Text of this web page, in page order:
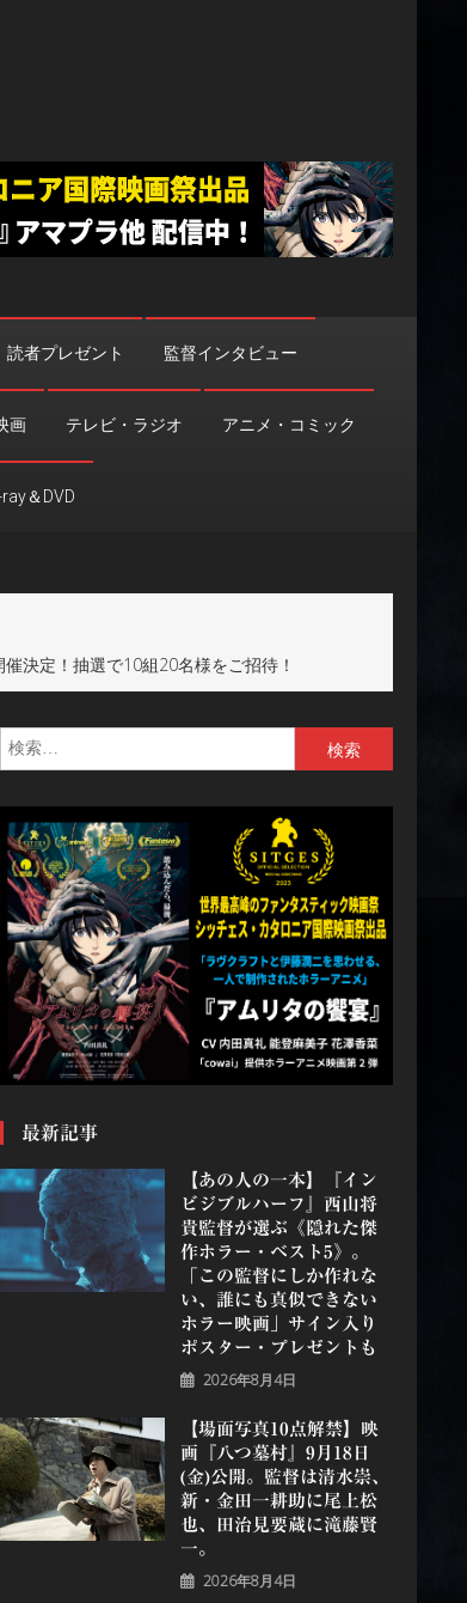
読者プレゼント 監督インタビュー
画 テレビ・ラジオ アニメ・コミック
＆DVD
決定！抽選で10組20名様をご招待！
索:
最新記事
【あの人の一本】『イン
ビジブルハーフ』⻄⼭将
貴監督が選ぶ《隠れた傑
作ホラー・ベスト5》。
「この監督にしか作れな
い、誰にも真似できない
ホラー映画」サイン入り
ポスター・プレゼントも
2026年8月4日
【場面写真10点解禁】映
画『八つ墓村』9月18日
(金)公開。監督は清水崇、
新・金田一耕助に尾上松
也、田治見要蔵に滝藤賢
一。
2026年8月4日